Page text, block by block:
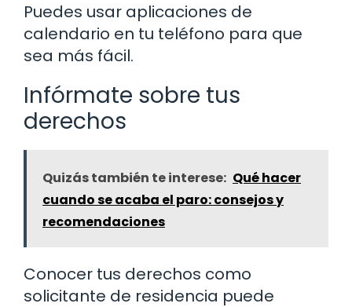
Puedes usar aplicaciones de
calendario en tu teléfono para que
sea más fácil.
Infórmate sobre tus
derechos
Quizás también te interese: Qué hacer
cuando se acaba el paro: consejos y
recomendaciones
Conocer tus derechos como
solicitante de residencia puede